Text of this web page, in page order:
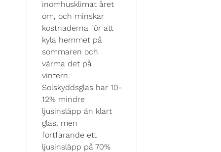
inomhusklimat året
om, och minskar
kostnaderna för att
kyla hemmet på
sommaren och
värma det på
vintern.
Solskyddsglas har 10-
12% mindre
ljusinsläpp än klart
glas, men
fortfarande ett
ljusinsläpp på 70%